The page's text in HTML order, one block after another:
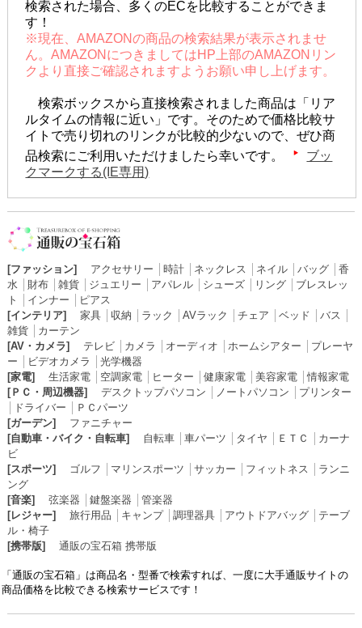
検索された場合、多くのECを比較することができま
す！
※現在、AMAZONの商品の検索結果が表示されませ
ん。AMAZONにつきましてはHP上部のAMAZONリン
クより直接ご確認されますようお願い申し上げます。
検索ボックスから直接検索されました商品は「リア
ルタイムの情報に近い」です。そのためで価格比較サ
イトで売り切れのリンクが比較的少ないので、ぜひ商
品検索にご利用いただけましたら幸いです。
ブッ
クマークする(IE専用)
[ファッション] アクセサリー 時計│ ネックレス ネイル│ バッグ│ 香
水
財布│ 雑貨│ ジュエリー アパレル│ シューズ│ リング│ ブレスレッ
ト
インナー
ピアス
[インテリア]
家具│ 収納 ラック AVラック チェア ベッド バス
雑貨│ カーテン
[AV・カメラ]
テレビ│ カメラ オーディオ ホームシアター
プレーヤ
ー
ビデオカメラ
光学機器
[家電]
生活家電│ 空調家電│ ヒーター 健康家電│ 美容家電│情報家電
[ＰＣ・周辺機器]
デスクトップパソコン ノートパソコン
プリンター
ドライバー
ＰＣパーツ
[ガーデン]
ファニチャー
[自動車・バイク・自転車]
自転車│ 車パーツ タイヤ ＥＴＣ
カーナ
ビ
[スポーツ]
ゴルフ マリンスポーツ サッカー フィットネス
ランニ
ング
[音楽]
弦楽器 鍵盤楽器
管楽器
[レジャー]
旅行用品 キャンプ│ 調理器具│ アウトドアバッグ│ テーブ
ル・椅子
[携帯版]
通販の宝石箱 携帯版
「通販の宝石箱」は商品名・型番で検索すれば、一度に大手通販サイトの
商品価格を比較できる検索サービスです！